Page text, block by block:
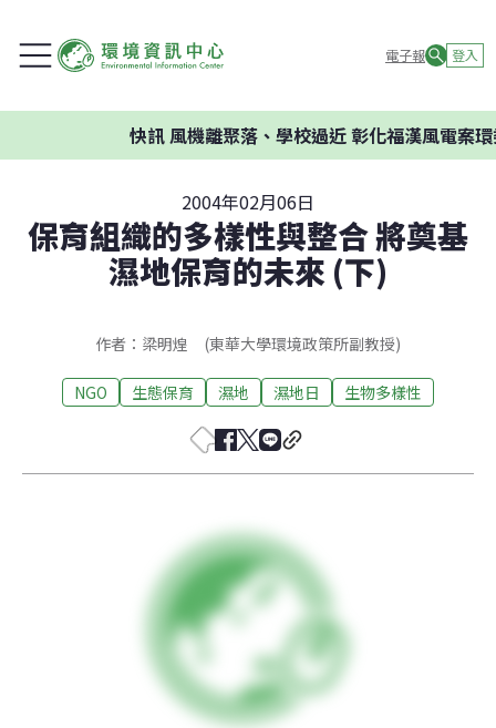
電子報 登入
快訊風機離聚落、學校過近 彰化福漢風電案環委
2004年02月06日
保育組織的多樣性與整合 將奠基
濕地保育的未來 (下)
作者：梁明煌 (東華大學環境政策所副教授)
NGO 生態保育 濕地 濕地日 生物多樣性